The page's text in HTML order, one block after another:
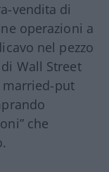
vendita di
operazioni a
nel pezzo
Wall Street
put
che